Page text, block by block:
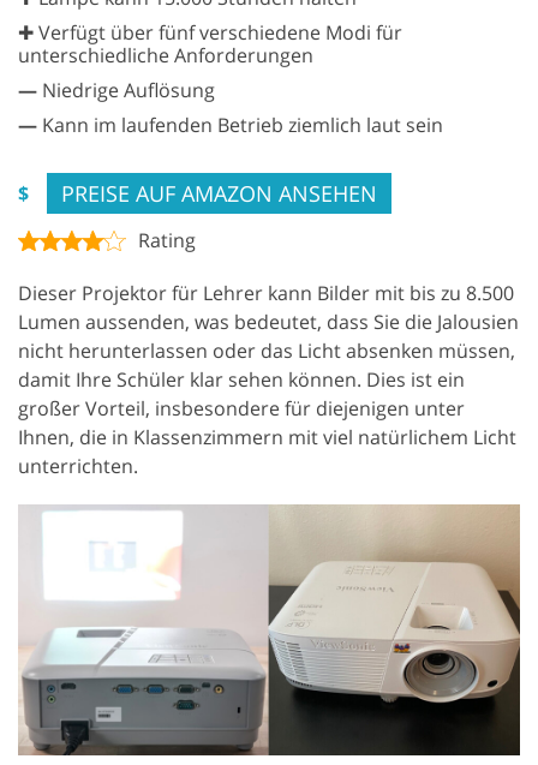
✚ Verfügt über fünf verschiedene Modi für
unterschiedliche Anforderungen
— Niedrige Auflösung
— Kann im laufenden Betrieb ziemlich laut sein
$ PREISE AUF AMAZON ANSEHEN
Rating
Dieser Projektor für Lehrer kann Bilder mit bis zu 8.500
Lumen aussenden, was bedeutet, dass Sie die Jalousien
nicht herunterlassen oder das Licht absenken müssen,
damit Ihre Schüler klar sehen können. Dies ist ein
großer Vorteil, insbesondere für diejenigen unter
Ihnen, die in Klassenzimmern mit viel natürlichem Licht
unterrichten.